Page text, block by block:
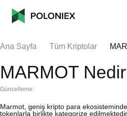
Ana Sayfa Tüm Kriptolar
MARMOT
Güncelleme:
Marmot, geniş kripto para
tokenlarla birlikte kategorize